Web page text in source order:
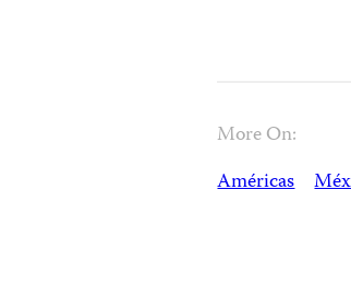
More On:
Américas